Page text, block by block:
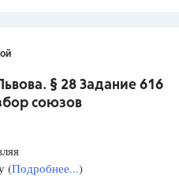
§ 28 Задание 616
союзов
(Подробнее...)